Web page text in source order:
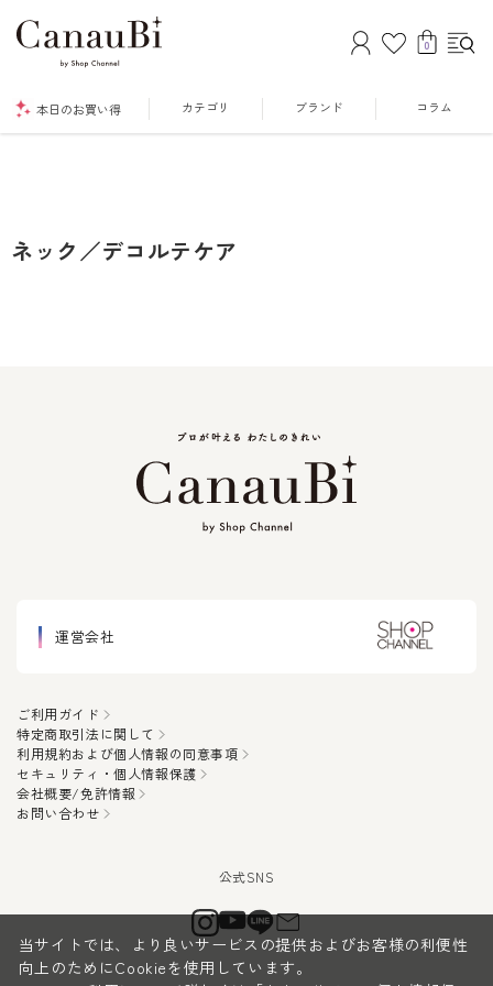
0
本日のお買い得 カテゴリ ブランド コラム
ネック／デコルテケア
運営会社
ご利用ガイド
特定商取引法に関して
利用規約および個人情報の同意事項
セキュリティ・個人情報保護
会社概要/免許情報
お問い合わせ
当サイトでは、より良いサービスの提供およびお客様の利便性
向上のためにCookieを使用しています。